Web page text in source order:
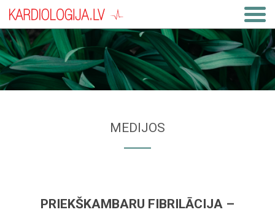
MEDIJOS
PRIEKŠKAMBARU FIBRILĀCIJA –